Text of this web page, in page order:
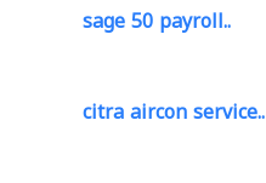
sage 50 payroll..
citra aircon service..